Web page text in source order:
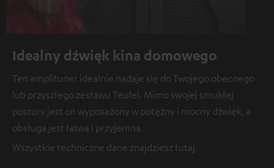
Idealny dźwięk kina domowego
Ten amplituner idealnie nadaje się do Twojego obecnego
lub przyszłego zestawu Teufel. Mimo swojej smukłej
postury jest on wyposażony w potężny i mocny dźwięk, a
obsługa jest łatwa i przyjemna.
Wszystkie techniczne dane znajdziesztutaj .